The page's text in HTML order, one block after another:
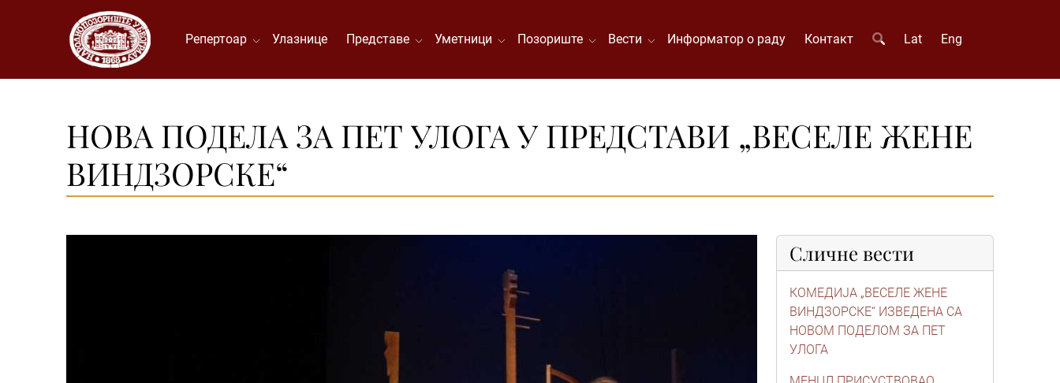
Репертоар Улазнице Представе Уметници Позориште Вести Информатор о раду Контакт Lat Eng
НОВА ПОДЕЛА ЗА ПЕТ УЛОГА У ПРЕДСТАВИ „ВЕСЕЛЕ ЖЕНЕ
ВИНДЗОРСКЕ“
Сличне вести
КОМЕДИЈА „ВЕСЕЛЕ ЖЕНЕ
ВИНДЗОРСКЕ“ ИЗВЕДЕНА СА
НОВОМ ПОДЕЛОМ ЗА ПЕТ
УЛОГА